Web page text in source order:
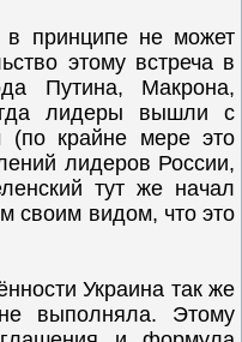
принципе не может
этому встреча в
Путина, Макрона,
лидеры вышли с
(по крайне мере это
лидеров России,
тут же начал
своим видом, что это
Украина так же
выполняла. Этому